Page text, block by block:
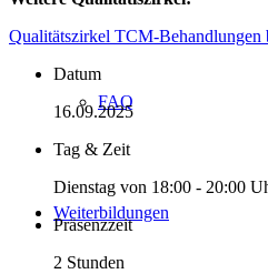
FAQ
Weiterbildungen
Qualitätszirkel TCM-Behandlungen
Datum
16.09.2025
Tag & Zeit
Dienstag von 18:00 - 20:00
Präsenzzeit
2 Stunden